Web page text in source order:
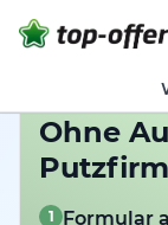
Ohne
1 Formular